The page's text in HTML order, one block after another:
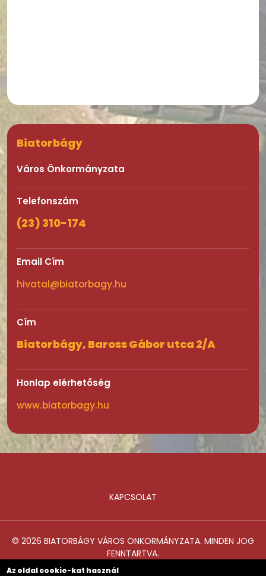
Biatorbágy
Város Önkormányzata
Telefonszám
(23) 310-174
Email Cím
hivatal@biatorbagy.hu
Cím
Biatorbágy, Baross Gábor utca 2/A
Honlap elérhetőség
www.biatorbagy.hu
KAPCSOLAT
© 2026 BIATORBÁGY VÁROS ÖNKORMÁNYZATA. MINDEN JOG
FENNTARTVA.
Az oldal cookie-kat használ